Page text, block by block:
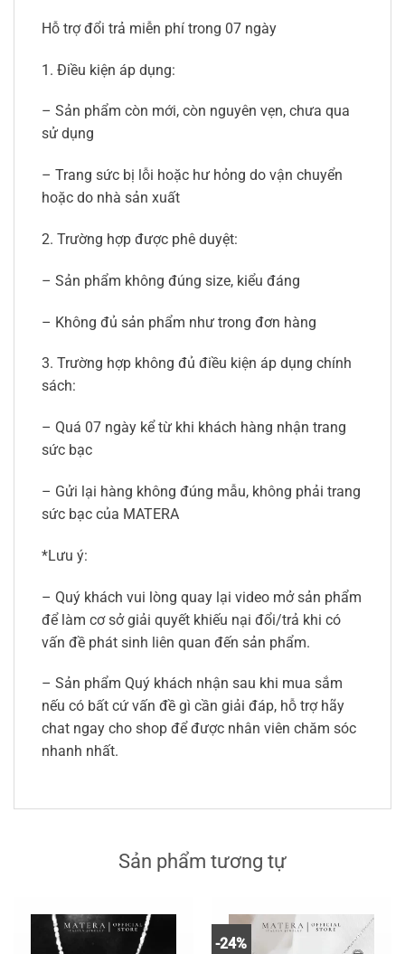
Hỗ trợ đổi trả miễn phí trong 07 ngày
1. Điều kiện áp dụng:
– Sản phẩm còn mới, còn nguyên vẹn, chưa qua
sử dụng
– Trang sức bị lỗi hoặc hư hỏng do vận chuyển
hoặc do nhà sản xuất
2. Trường hợp được phê duyệt:
– Sản phẩm không đúng size, kiểu đáng
– Không đủ sản phẩm như trong đơn hàng
3. Trường hợp không đủ điều kiện áp dụng chính
sách:
– Quá 07 ngày kể từ khi khách hàng nhận trang
sức bạc
– Gửi lại hàng không đúng mẫu, không phải trang
sức bạc của MATERA
*Lưu ý:
– Quý khách vui lòng quay lại video mở sản phẩm
để làm cơ sở giải quyết khiếu nại đổi/trả khi có
vấn đề phát sinh liên quan đến sản phẩm.
– Sản phẩm Quý khách nhận sau khi mua sắm
nếu có bất cứ vấn đề gì cần giải đáp, hỗ trợ hãy
chat ngay cho shop để được nhân viên chăm sóc
nhanh nhất.
Sản phẩm tương tự
-24%